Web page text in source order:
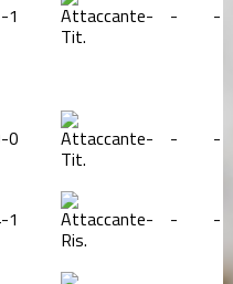
1
Tit.
- - -
0
Tit.
- - -
1
Ris.
- - -